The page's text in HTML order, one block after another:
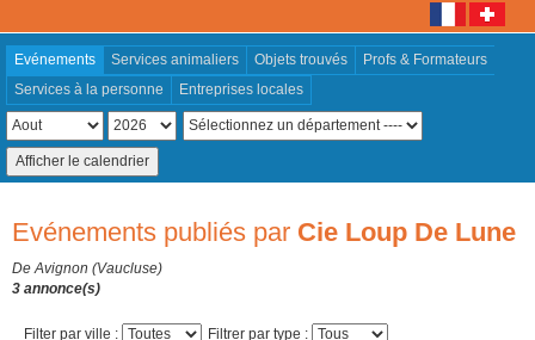
Evénements Services animaliers Objets trouvés
Profs & Formateurs
Services à la personne
Entreprises locales
Evénements publiés par Cie Loup De Lune
De Avignon (Vaucluse)
3 annonce(s)
Filter par ville : Filtrer par type :